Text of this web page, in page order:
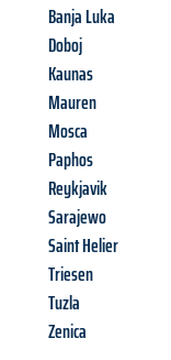
Banja Luka
Doboj
Kaunas
Mauren
Mosca
Paphos
Reykjavik
Sarajewo
Saint Helier
Triesen
Tuzla
Zenica